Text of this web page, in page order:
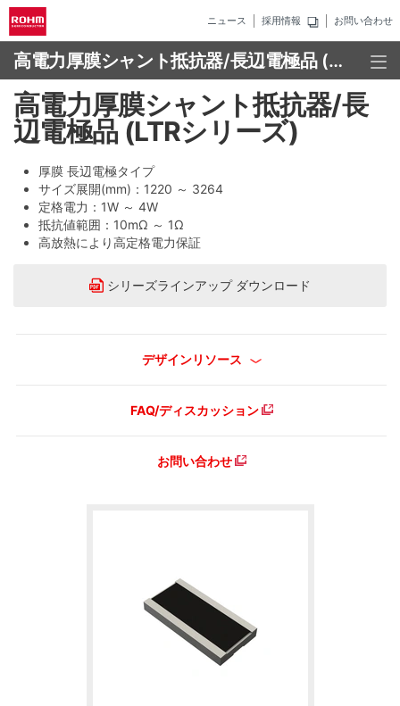
ニュース 採用情報 お問い合わせ
高電力厚膜シャント抵抗器/長辺電極品 (LTRシリーズ)
高電力厚膜シャント抵抗器/長
辺電極品 (LTRシリーズ)
厚膜 長辺電極タイプ
サイズ展開(mm)：1220 ～ 3264
定格電力：1W ～ 4W
抵抗値範囲：10mΩ ～ 1Ω
高放熱により高定格電力保証
シリーズラインアップ ダウンロード
デザインリソース
FAQ/ディスカッション
お問い合わせ